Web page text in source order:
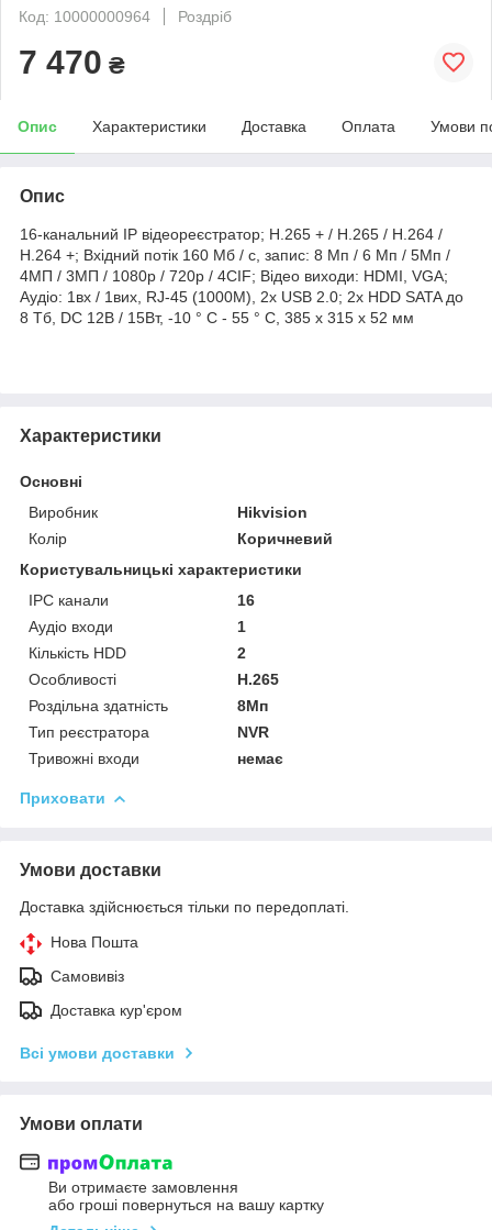
Код: 10000000964
Роздріб
7 470 ₴
Опис Характеристики Доставка Оплата Умови
Опис
16-канальний IP відеореєстратор; H.265 + / H.265 / H.264 /
H.264 +; Вхідний потік 160 Мб / с, запис: 8 Мп / 6 Мп / 5Mп /
4МП / 3MП / 1080p / 720p / 4CIF; Відео виходи: HDMI, VGA;
Аудіо: 1вх / 1вих, RJ-45 (1000М), 2x USB 2.0; 2х HDD SATA до
8 Тб, DC 12В / 15Вт, -10 ° C - 55 ° C, 385 x 315 x 52 мм
Характеристики
Основні
Виробник
Hikvision
Колір
Коричневий
Користувальницькі характеристики
IPC канали
16
Аудіо входи
1
Кількість HDD
2
Особливості
H.265
Роздільна здатність
8Мп
Тип реєстратора
NVR
Тривожні входи
немає
Приховати
Умови доставки
Доставка здійснюється тільки по передоплаті.
Нова Пошта
Самовивіз
Доставка кур'єром
Всі умови доставки
Умови оплати
Ви отримаєте замовлення
або гроші повернуться на вашу картку